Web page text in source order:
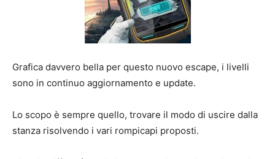
Grafica davvero bella per questo nuovo escape, i livelli
sono in continuo aggiornamento e update.
Lo scopo è sempre quello, trovare il modo di uscire dalla
stanza risolvendo i vari rompicapi proposti.